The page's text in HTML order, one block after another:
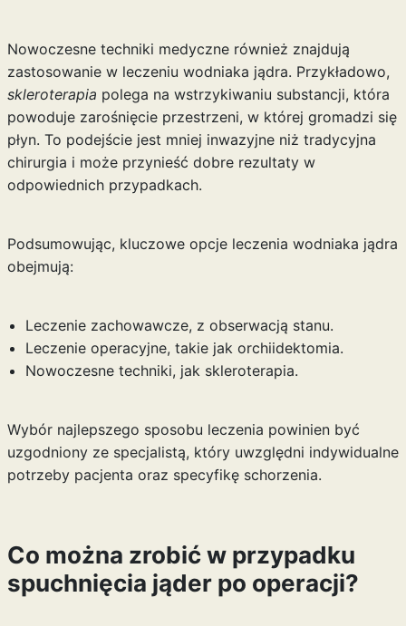
Nowoczesne techniki medyczne również znajdują
zastosowanie w leczeniu wodniaka jądra. Przykładowo,
skleroterapia polega na wstrzykiwaniu substancji, która
powoduje zarośnięcie przestrzeni, w której gromadzi się
płyn. To podejście jest mniej inwazyjne niż tradycyjna
chirurgia i może przynieść dobre rezultaty w
odpowiednich przypadkach.
Podsumowując, kluczowe opcje leczenia wodniaka jądra
obejmują:
Leczenie zachowawcze, z obserwacją stanu.
Leczenie operacyjne, takie jak orchiidektomia.
Nowoczesne techniki, jak skleroterapia.
Wybór najlepszego sposobu leczenia powinien być
uzgodniony ze specjalistą, który uwzględni indywidualne
potrzeby pacjenta oraz specyfikę schorzenia.
Co można zrobić w przypadku
spuchnięcia jąder po operacji?